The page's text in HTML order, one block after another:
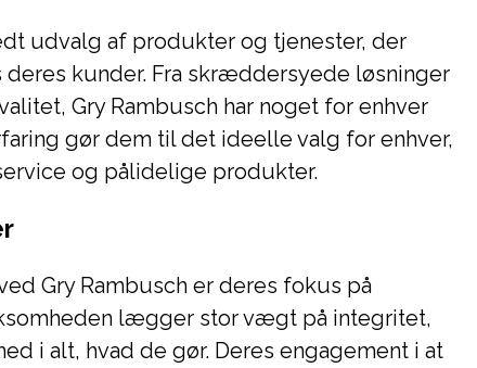
udvalg af produkter og tjenester, der
kunder. Fra skræddersyede løsninger
Gry Rambusch har noget for enhver
gør dem til det ideelle valg for enhver,
og pålidelige produkter.
Gry Rambusch er deres fokus på
lægger stor vægt på integritet,
i alt, hvad de gør. Deres engagement i at